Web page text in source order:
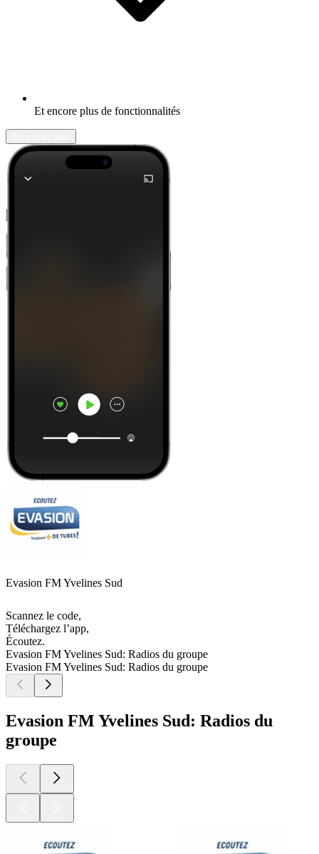
Et encore plus de fonctionnalités
Evasion FM Yvelines Sud
Scannez le code,
Téléchargez l’app,
Écoutez.
Evasion FM Yvelines Sud: Radios du groupe
Evasion FM Yvelines Sud: Radios du groupe
Evasion FM Yvelines Sud: Radios du
groupe